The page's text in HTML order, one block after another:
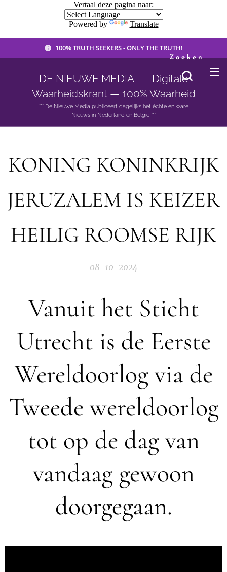
Vertaal deze pagina naar:
Powered by Translate
100% TRUTH SEEKERS - ONLY THE TRUTH!
DE NIEUWE MEDIA 🟣 Digitale
Waarheidskrant — 100% Waarheid
*** De Nieuwe Media publiceert dagelijks het èchte en ware
Nieuws in Nederland en België ***
Zoeken
KONING KONINKRIJK
JERUZALEM IS KEIZER
HEILIG ROOMSE RIJK
08-10-2024
Vanuit het Sticht
Utrecht is de Eerste
Wereldoorlog via de
Tweede wereldoorlog
tot op de dag van
vandaag gewoon
doorgegaan.